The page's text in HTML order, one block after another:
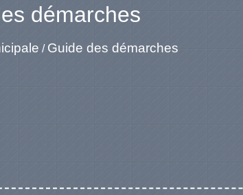
démarches
/ Guide des démarches